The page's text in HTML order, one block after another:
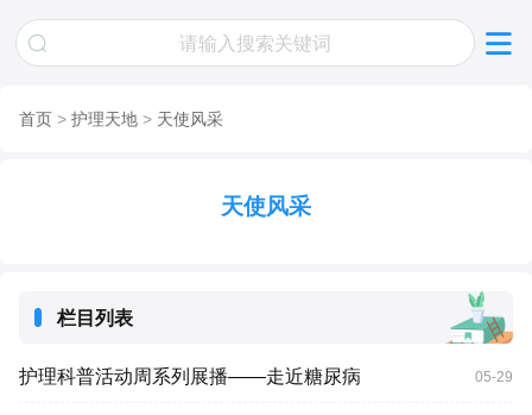
首页 > 护理天地 > 天使风采
天使风采
栏目列表
护理科普活动周系列展播——走近糖尿病 05-29